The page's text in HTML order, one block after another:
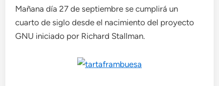
Mañana día 27 de septiembre se cumplirá un
cuarto de siglo desde el nacimiento del proyecto
GNU iniciado por Richard Stallman.